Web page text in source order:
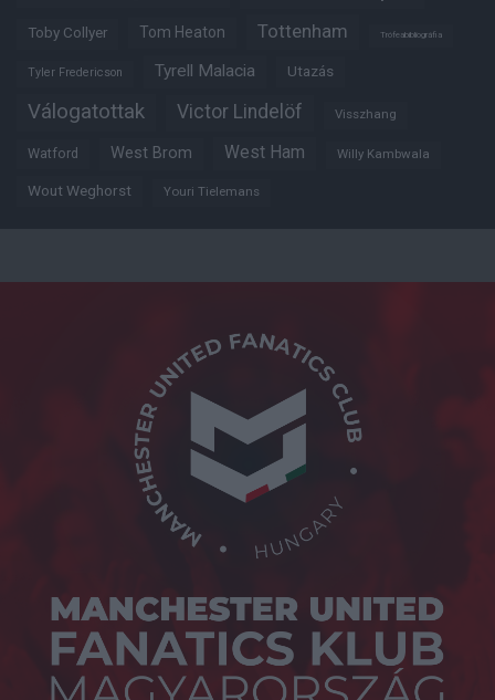
Toby Collyer Tom Heaton Tottenham Trófeabibliográfia
Tyler Fredericson Tyrell Malacia Utazás
Válogatottak Victor Lindelöf Visszhang
Watford West Brom West Ham Willy Kambwala
Wout Weghorst Youri Tielemans